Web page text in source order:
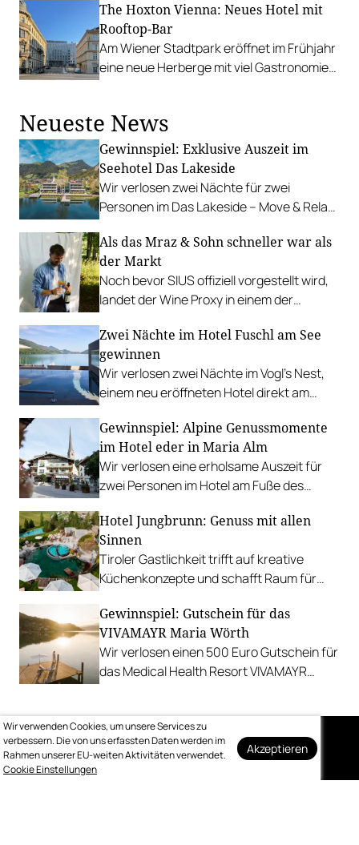
November.
The Hoxton Vienna: Neues Hotel mit
Rooftop-Bar
Am Wiener Stadtpark eröffnet im Frühjahr
eine neue Herberge mit viel Gastronomie:
Neueste News
Gewinnspiel: Exklusive Auszeit im
Seehotel Das Lakeside
Wir verlosen zwei Nächte für zwei
Personen im Das Lakeside – Move & Relax
Als das Mraz & Sohn schneller war als
der Markt
Noch bevor SIUS offiziell vorgestellt wird,
landet der Wine Proxy in einem der
Österreichs. Ein Zufall. Und irgendwie
auch keiner.
Zwei Nächte im Hotel Fuschl am See
gewinnen
Wir verlosen zwei Nächte im Vogl’s Nest,
einem neu eröffneten Hotel direkt am
Gewinnspiel: Alpine Genussmomente
im Hotel eder in Maria Alm
Wir verlosen eine erholsame Auszeit für
zwei Personen im Hotel am Fuße des
Hotel Jungbrunn: Genuss mit allen
Sinnen
Tiroler Gastlichkeit trifft auf kreative
Küchenkonzepte und schafft Raum für
Gewinnen Sie eine Auszeit in Tannheim.
Gewinnspiel: Gutschein für das
VIVAMAYR Maria Wörth
Wir verlosen einen 500 Euro Gutschein für
das Medical Health Resort VIVAMAYR
Auf dem Laufenden
Wir verwenden Cookies, um unsere Services zu
verbessern. Die von uns erfassten Daten werden im
Rahmen unserer EU-weiten Aktivitäten verwendet.
Cookie Einstellungen
Akzeptieren